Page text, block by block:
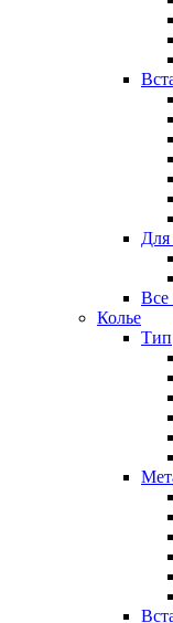
Для
Все
Колье
Тип